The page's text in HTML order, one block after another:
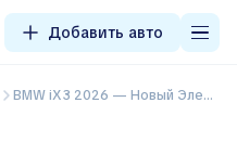
Добавить авто
BMW iX3 2026 — Новый Электрический SUV На Платформе Neue Klasse